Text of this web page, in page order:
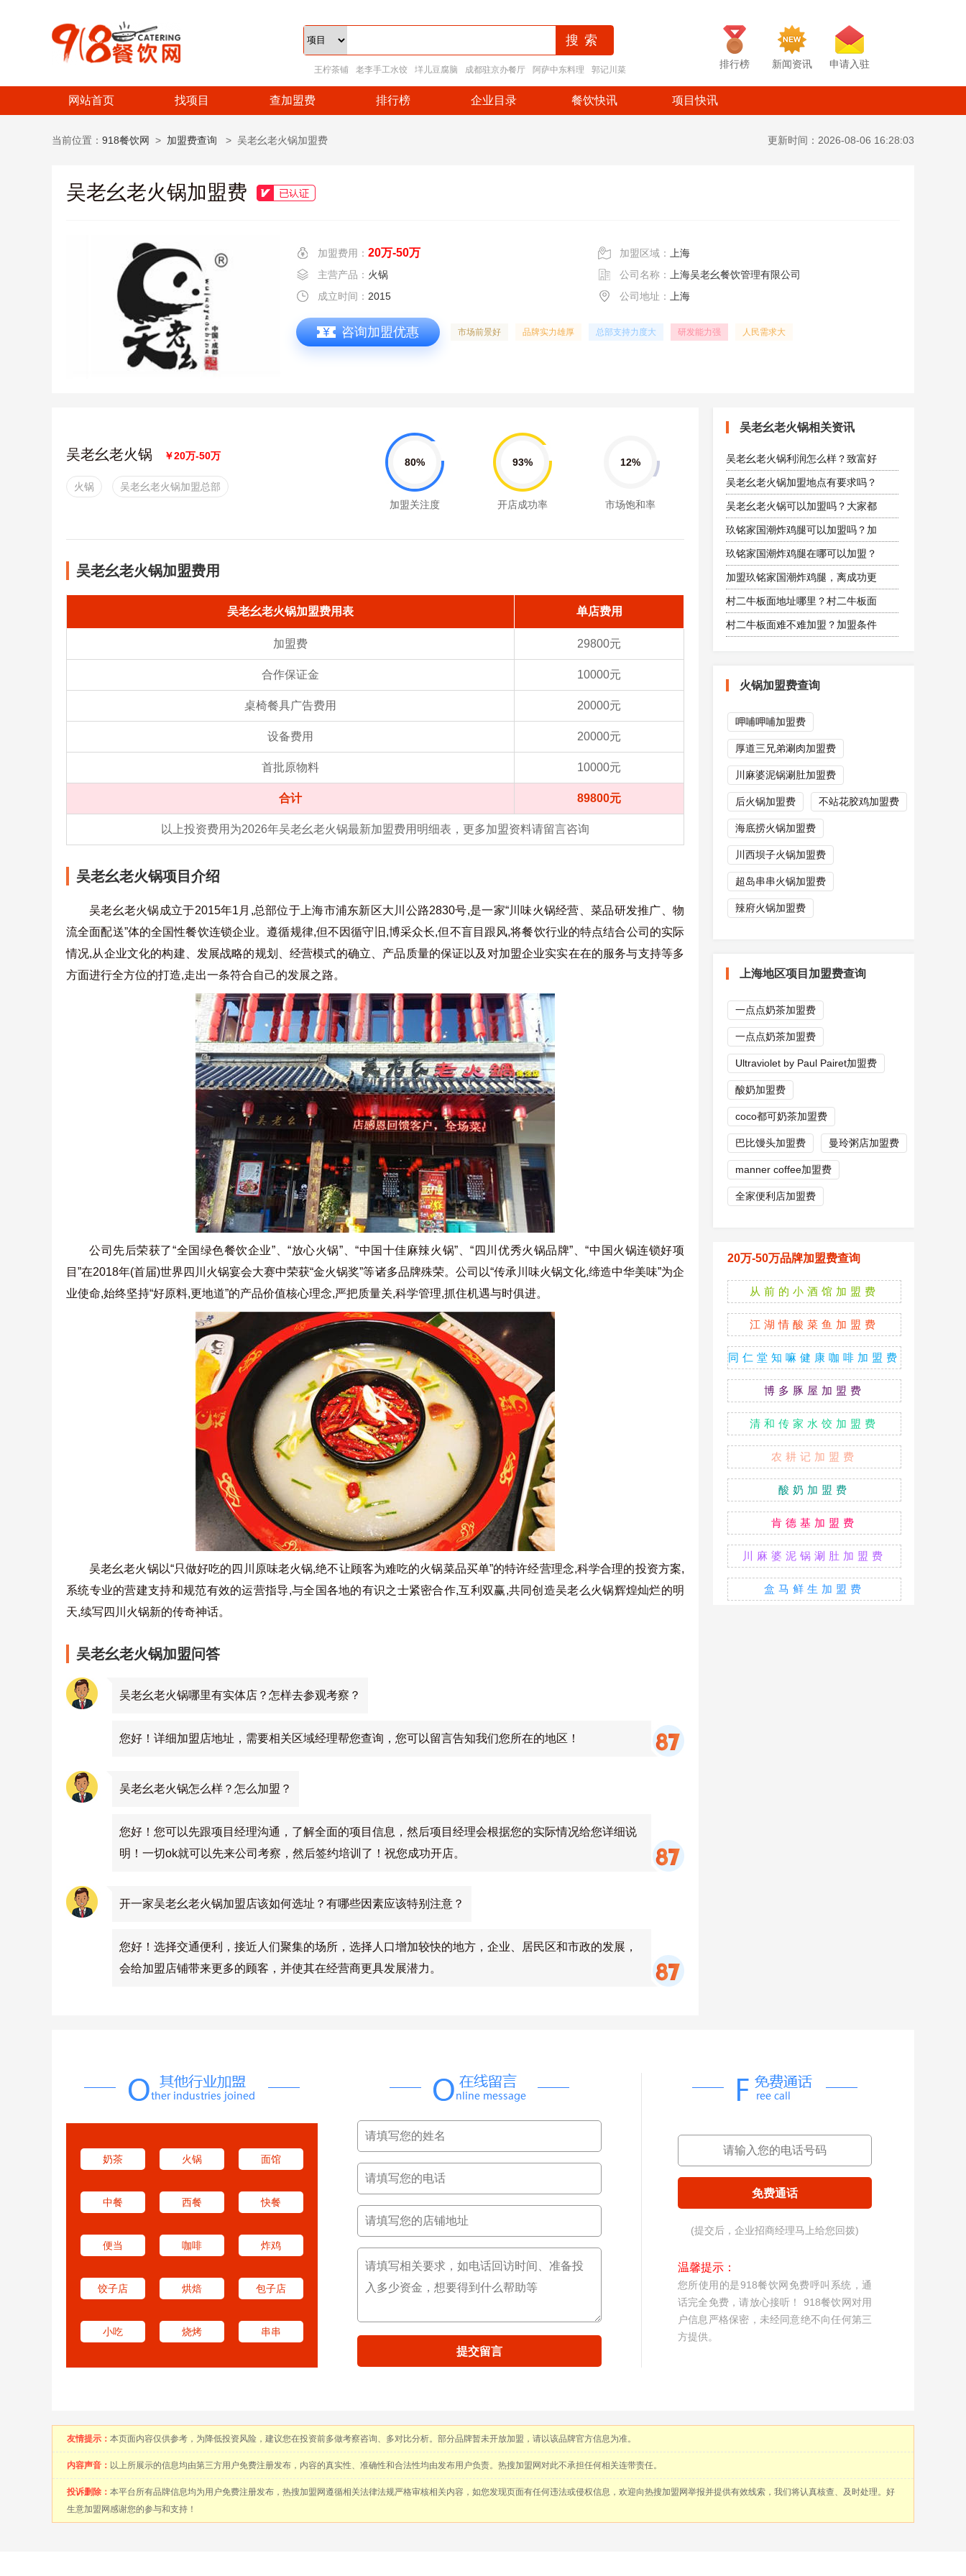
王柠茶铺 老李手工水饺 垟儿豆腐脑 成都驻京办餐厅 阿萨中东料理 郭记川菜 排行榜 新闻资讯 申请入驻
网站首页 找项目 查加盟费 排行榜 企业目录 餐饮快讯 项目快讯
当前位置： 918餐饮网 > 加盟费查询 > 吴老幺老火锅加盟费 更新时间：2026-08-06 16:28:03
吴老幺老火锅加盟费
加盟费用： 20万-50万 加盟区域：
上海
主营产品： 火锅 公司名称：
上海吴老幺餐饮管理有限公司
成立时间： 2015 公司地址： 上海
咨询加盟优惠 市场前景好 品牌实力雄厚 总部支持力度大 研发能力强 人民需求大
吴老幺老火锅 ￥20万-50万
火锅 吴老幺老火锅加盟总部
80%
加盟关注度
93%
开店成功率
12%
市场饱和率
吴老幺老火锅加盟费用
吴老幺老火锅加盟费用表 单店费用
加盟费 29800元
合作保证金 10000元
桌椅餐具广告费用 20000元
设备费用 20000元
首批原物料 10000元
合计 89800元
以上投资费用为2026年吴老幺老火锅最新加盟费用明细表，更多加盟资料请留言咨询
吴老幺老火锅项目介绍
吴老幺老火锅成立于2015年1月,总部位于上海市浦东新区大川公路2830号,是一家“川味火锅经营、菜品研发推广、物
流全面配送”体的全国性餐饮连锁企业。遵循规律,但不因循守旧,博采众长,但不盲目跟风,将餐饮行业的特点结合公司的实际
情况,从企业文化的构建、发展战略的规划、经营模式的确立、产品质量的保证以及对加盟企业实实在在的服务与支持等多
方面进行全方位的打造,走出一条符合自己的发展之路。
公司先后荣获了“全国绿色餐饮企业”、“放心火锅”、“中国十佳麻辣火锅”、“四川优秀火锅品牌”、“中国火锅连锁好项
目”在2018年(首届)世界四川火锅宴会大赛中荣获“金火锅奖”等诸多品牌殊荣。公司以“传承川味火锅文化,缔造中华美味”为企
业使命,始终坚持“好原料,更地道”的产品价值核心理念,严把质量关,科学管理,抓住机遇与时俱进。
吴老幺老火锅以“只做好吃的四川原味老火锅,绝不让顾客为难吃的火锅菜品买单”的特许经营理念,科学合理的投资方案,
系统专业的营建支持和规范有效的运营指导,与全国各地的有识之士紧密合作,互利双赢,共同创造吴老么火锅辉煌灿烂的明
天,续写四川火锅新的传奇神话。
吴老幺老火锅加盟问答
吴老幺老火锅哪里有实体店？怎样去参观考察？
您好！详细加盟店地址，需要相关区域经理帮您查询，您可以留言告知我们您所在的地区！
吴老幺老火锅怎么样？怎么加盟？
您好！您可以先跟项目经理沟通，了解全面的项目信息，然后项目经理会根据您的实际情况给您详细说
明！一切ok就可以先来公司考察，然后签约培训了！祝您成功开店。
开一家吴老幺老火锅加盟店该如何选址？有哪些因素应该特别注意？
您好！选择交通便利，接近人们聚集的场所，选择人口增加较快的地方，企业、居民区和市政的发展，
会给加盟店铺带来更多的顾客，并使其在经营商更具发展潜力。
吴老幺老火锅相关资讯
吴老幺老火锅利润怎么样？致富好
吴老幺老火锅加盟地点有要求吗？
吴老幺老火锅可以加盟吗？大家都
玖铭家国潮炸鸡腿可以加盟吗？加
玖铭家国潮炸鸡腿在哪可以加盟？
加盟玖铭家国潮炸鸡腿，离成功更
村二牛板面地址哪里？村二牛板面
村二牛板面难不难加盟？加盟条件
火锅加盟费查询
呷哺呷哺加盟费
厚道三兄弟涮肉加盟费
川麻婆泥锅涮肚加盟费
后火锅加盟费 不站花胶鸡加盟费
海底捞火锅加盟费
川西坝子火锅加盟费
超岛串串火锅加盟费
辣府火锅加盟费
上海地区项目加盟费查询
一点点奶茶加盟费
一点点奶茶加盟费
Ultraviolet by Paul Pairet加盟费
酸奶加盟费
coco都可奶茶加盟费
巴比馒头加盟费 曼玲粥店加盟费
manner coffee加盟费
全家便利店加盟费
20万-50万品牌加盟费查询
从前的小酒馆加盟费
江湖情酸菜鱼加盟费
同仁堂知嘛健康咖啡加盟费
博多豚屋加盟费
清和传家水饺加盟费
农耕记加盟费
酸奶加盟费
肯德基加盟费
川麻婆泥锅涮肚加盟费
盒马鲜生加盟费
奶茶 火锅 面馆
中餐 西餐 快餐
便当 咖啡 炸鸡
饺子店 烘焙 包子店
小吃 烧烤 串串
提交留言
免费通话
(提交后，企业招商经理马上给您回拨)
温馨提示：
您所使用的是918餐饮网免费呼叫系统，通
话完全免费，请放心接听！ 918餐饮网对用
户信息严格保密，未经同意绝不向任何第三
方提供。
友情提示： 本页面内容仅供参考，为降低投资风险，建议您在投资前多做考察咨询、多对比分析。部分品牌暂未开放加盟，请以该品牌官方信息为准。
内容声音： 以上所展示的信息均由第三方用户免费注册发布，内容的真实性、准确性和合法性均由发布用户负责。热搜加盟网对此不承担任何相关连带责任。
投诉删除： 本平台所有品牌信息均为用户免费注册发布，热搜加盟网遵循相关法律法规严格审核相关内容，如您发现页面有任何违法或侵权信息，欢迎向热搜加盟网举报并提供有效线索，我们将认真核查、及时处理。好
生意加盟网感谢您的参与和支持！